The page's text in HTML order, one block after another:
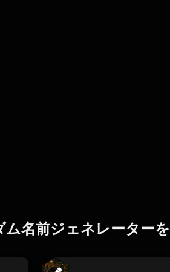
名前ジェネレーター